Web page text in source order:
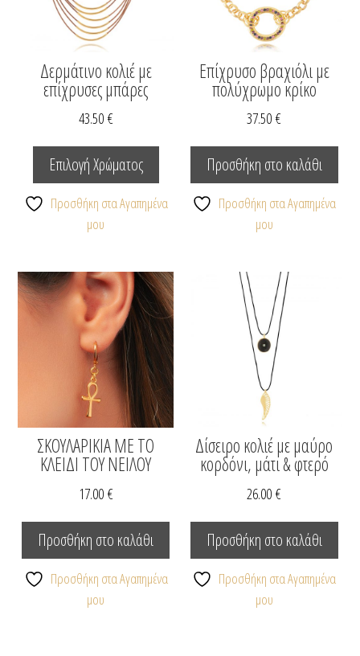
Δερμάτινο κολιέ με
επίχρυσες μπάρες
43.50€
Επιλογή Χρώματος
προϊόν
έχει
επιλογές
μπορούν
να
επιλεγούν
στη
σελίδα
του
προϊόντος
Προσθήκη στα Αγαπημένα
μου
Επίχρυσο βραχιόλι με
πολύχρωμο κρίκο
37.50€
Προσθήκη στο καλάθι
Προσθήκη στα Αγαπημένα
μου
ΣΚΟΥΛΑΡΙΚΙΑ ΜΕ ΤΟ
ΚΛΕΙΔΙ ΤΟΥ ΝΕΙΛΟΥ
17.00€
Προσθήκη στο καλάθι
Προσθήκη στα Αγαπημένα
μου
Δίσειρο κολιέ με μαύρο
κορδόνι, μάτι & φτερό
26.00€
Προσθήκη στο καλάθι
Προσθήκη στα Αγαπημένα
μου